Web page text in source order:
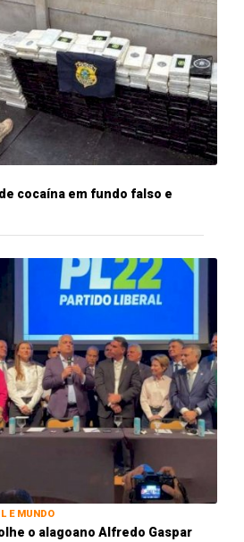
cocaína em fundo falso e
E MUNDO
o alagoano Alfredo Gaspar